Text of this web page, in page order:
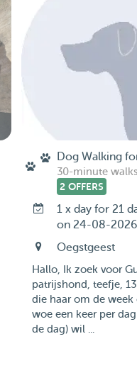
Dog Walking
30-minute walks
2 OFFERS
1 x day for 21
on 24-08-2026
Oegstgeest
Hallo, Ik zoek voor
patrijshond, teefje,
die haar om de week
woe een keer per
de dag) wil ...